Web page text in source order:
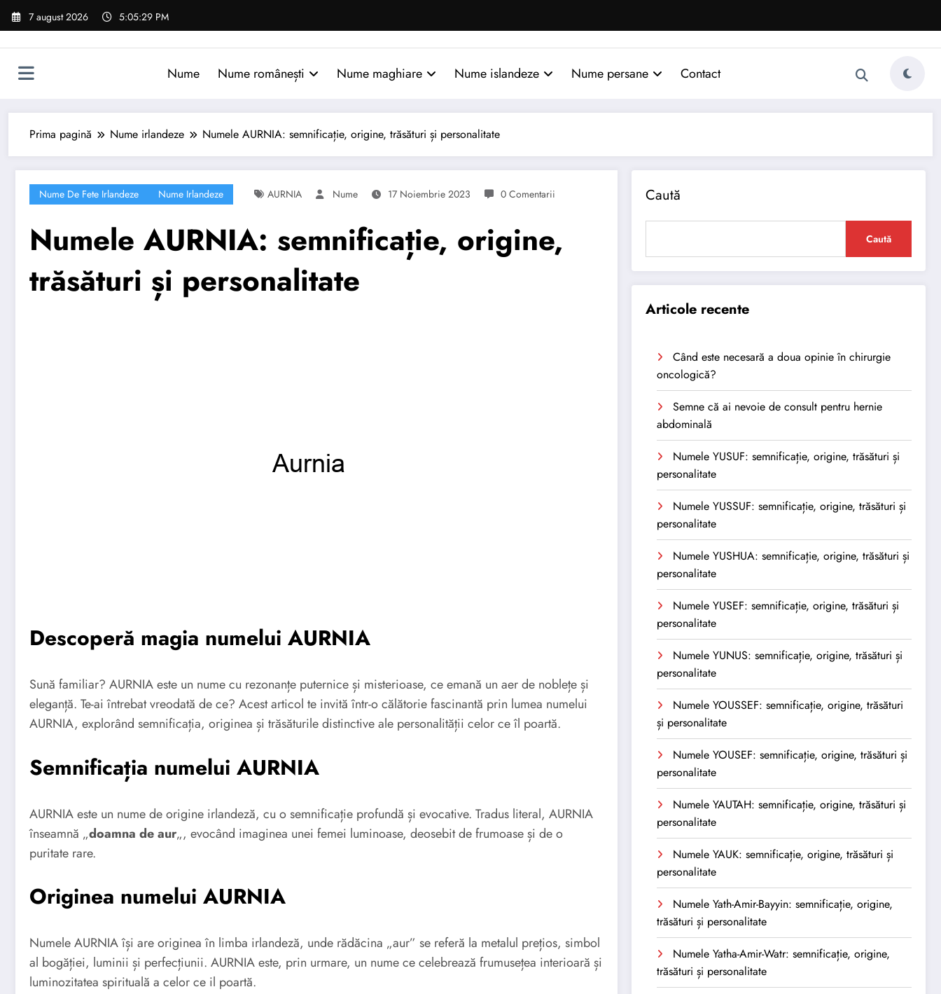
Sari
7 august 2026 5:05:30 PM
Nume Nume românești Nume maghiare Nume islandeze Nume persane Contact
Prima pagină Nume irlandeze Numele AURNIA: semnificație, origine, trăsături și personalitate
Nume De Fete Irlandeze Nume Irlandeze AURNIA Nume 17 Noiembrie 2023 0 Comentarii
Numele AURNIA: semnificație, origine,
trăsături și personalitate
Descoperă magia numelui AURNIA
Sună familiar? AURNIA este un nume cu rezonanțe puternice și misterioase, ce emană un aer de noblețe și
eleganță. Te-ai întrebat vreodată de ce? Acest articol te invită într-o călătorie fascinantă prin lumea numelui
AURNIA, explorând semnificația, originea și trăsăturile distinctive ale personalității celor ce îl poartă.
Semnificația numelui AURNIA
AURNIA este un nume de origine irlandeză, cu o semnificație profundă și evocative. Tradus literal, AURNIA
înseamnă „doamna de aur„, evocând imaginea unei femei luminoase, deosebit de frumoase și de o
puritate rare.
Originea numelui AURNIA
Numele AURNIA își are originea în limba irlandeză, unde rădăcina „aur” se referă la metalul prețios, simbol
al bogăției, luminii și perfecțiunii. AURNIA este, prin urmare, un nume ce celebrează frumusețea interioară și
luminozitatea spirituală a celor ce il poartă.
Caută
Caută
Articole recente
Când este necesară a doua opinie în chirurgie
oncologică?
Semne că ai nevoie de consult pentru hernie
abdominală
Numele YUSUF: semnificație, origine, trăsături și
personalitate
Numele YUSSUF: semnificație, origine, trăsături și
personalitate
Numele YUSHUA: semnificație, origine, trăsături și
personalitate
Numele YUSEF: semnificație, origine, trăsături și
personalitate
Numele YUNUS: semnificație, origine, trăsături și
personalitate
Numele YOUSSEF: semnificație, origine, trăsături
și personalitate
Numele YOUSEF: semnificație, origine, trăsături și
personalitate
Numele YAUTAH: semnificație, origine, trăsături și
personalitate
Numele YAUK: semnificație, origine, trăsături și
personalitate
Numele Yath-Amir-Bayyin: semnificație, origine,
trăsături și personalitate
Numele Yatha-Amir-Watr: semnificație, origine,
trăsături și personalitate